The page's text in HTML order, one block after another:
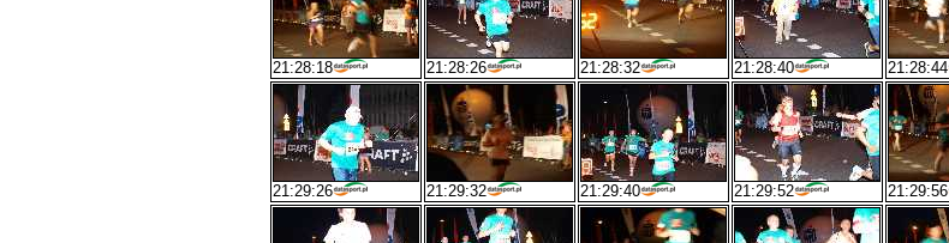
21:28:18 21:28:26 21:28:32 21:28:40 21:28:44
21:29:26 21:29:32 21:29:40 21:29:52 21:29:56